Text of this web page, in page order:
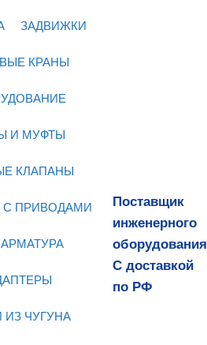
ЗАДВИЖКИ
КРАНЫ
И МУФТЫ
КЛАПАНЫ
С ПРИВОДАМИ
ЧУГУНА
Поставщик
инженерного
оборудования
С доставкой
по РФ